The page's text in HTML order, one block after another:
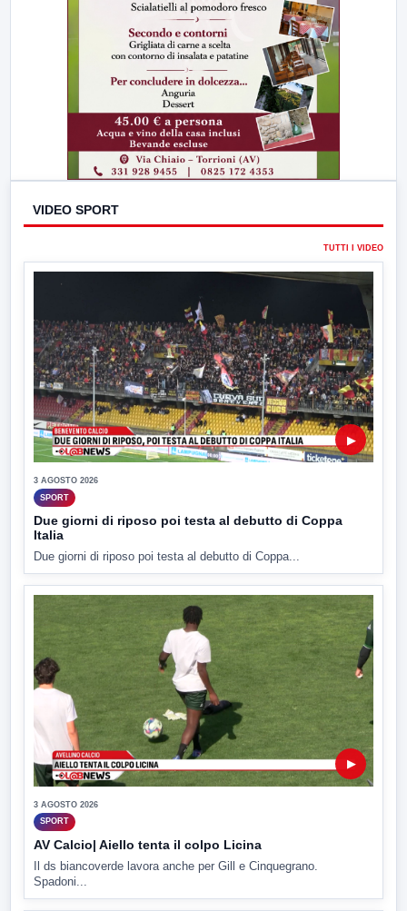
VIDEO SPORT
TUTTI I VIDEO
▶
3 AGOSTO 2026
SPORT
Due giorni di riposo poi testa al debutto di Coppa
Italia
Due giorni di riposo poi testa al debutto di Coppa...
▶
3 AGOSTO 2026
SPORT
AV Calcio| Aiello tenta il colpo Licina
Il ds biancoverde lavora anche per Gill e Cinquegrano.
Spadoni...